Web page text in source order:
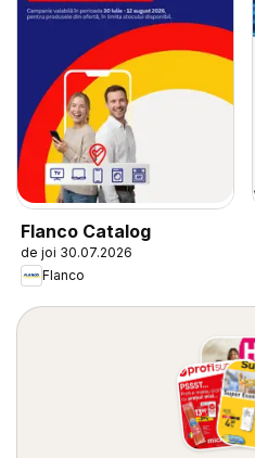
Flanco Catalog
de joi 30.07.2026
Flanco